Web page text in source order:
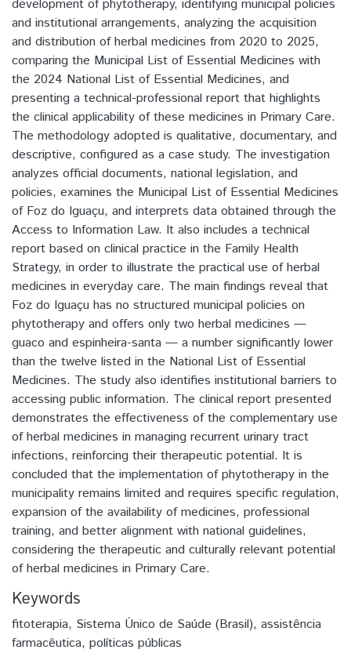
development of phytotherapy, identifying municipal policies
and institutional arrangements, analyzing the acquisition
and distribution of herbal medicines from 2020 to 2025,
comparing the Municipal List of Essential Medicines with
the 2024 National List of Essential Medicines, and
presenting a technical-professional report that highlights
the clinical applicability of these medicines in Primary Care.
The methodology adopted is qualitative, documentary, and
descriptive, configured as a case study. The investigation
analyzes official documents, national legislation, and
policies, examines the Municipal List of Essential Medicines
of Foz do Iguaçu, and interprets data obtained through the
Access to Information Law. It also includes a technical
report based on clinical practice in the Family Health
Strategy, in order to illustrate the practical use of herbal
medicines in everyday care. The main findings reveal that
Foz do Iguaçu has no structured municipal policies on
phytotherapy and offers only two herbal medicines —
guaco and espinheira-santa — a number significantly lower
than the twelve listed in the National List of Essential
Medicines. The study also identifies institutional barriers to
accessing public information. The clinical report presented
demonstrates the effectiveness of the complementary use
of herbal medicines in managing recurrent urinary tract
infections, reinforcing their therapeutic potential. It is
concluded that the implementation of phytotherapy in the
municipality remains limited and requires specific regulation,
expansion of the availability of medicines, professional
training, and better alignment with national guidelines,
considering the therapeutic and culturally relevant potential
of herbal medicines in Primary Care.
Keywords
fitoterapia, Sistema Único de Saúde (Brasil), assistência
farmacêutica, políticas públicas